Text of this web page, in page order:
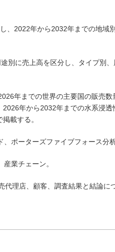
、2022年から2032年までの地域
別に売上高を区分し、タイプ別
年までの世界の主要国の販売数
年から2032年までの水系浸透
載する。
ポーターズファイブフォース分析
業チェーン。
理店、顧客、調査結果と結論に